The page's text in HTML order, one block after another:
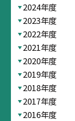
2024年度
2023年度
2022年度
2021年度
2020年度
2019年度
2018年度
2017年度
2016年度